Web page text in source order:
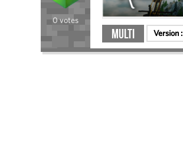
0 votes
Multi Version :